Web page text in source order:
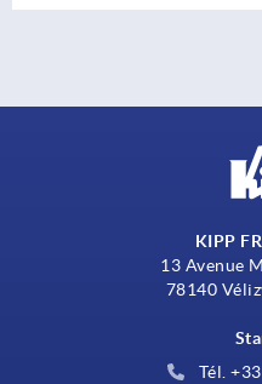
KIPP
13 Avenue
78140
Tél.